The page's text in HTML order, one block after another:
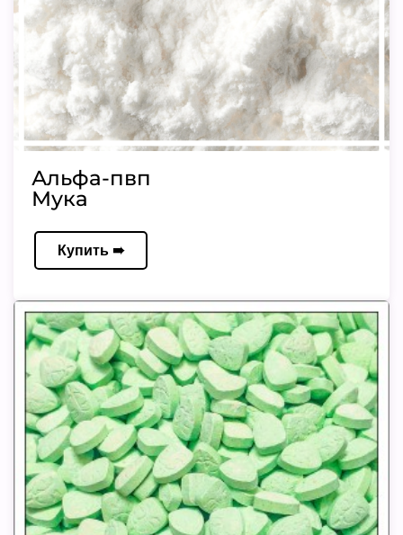
Альфа-пвп
Мука
Купить ➠